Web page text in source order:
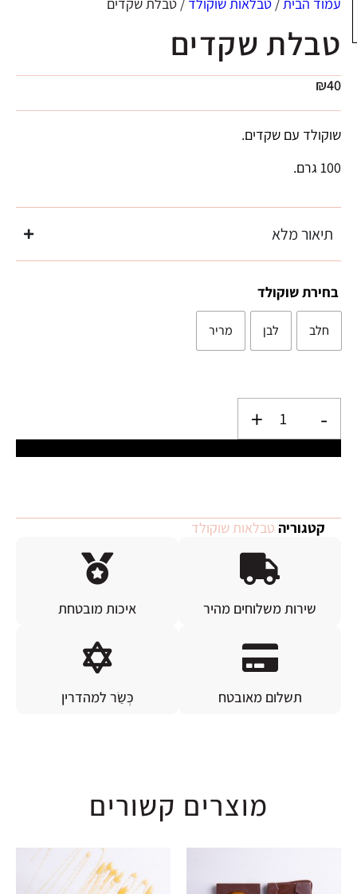
טבלת שקדים
₪40
שוקולד עם שקדים.
100 גרם.
תיאור מלא
בחירת שוקולד
חלב לבן מריר
-
+
קטגוריהטבלאות שוקולד
שירות משלוחים מהיר איכות מובטחת
תשלום מאובטח כְּשַׂר למהדרין
מוצרים קשורים